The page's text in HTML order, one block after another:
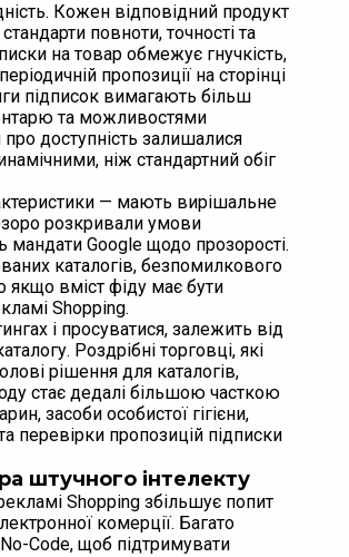
Кожен відповідний продукт
повноти, точності та
на товар обмежує гнучкість,
пропозиції на сторінці
підписок вимагають більш
та можливостями
доступність залишалися
ніж стандартний обіг
— мають вирішальне
розкривали умови
мандати Google щодо прозорості.
каталогів, безпомилкового
якщо вміст фіду має бути
Shopping.
і просуватися, залежить від
Роздрібні торговці, які
рішення для каталогів,
стає дедалі більшою часткою
засоби особистої гігієни,
перевірки пропозицій підписки
штучного інтелекту
Shopping збільшує попит
комерції. Багато
Code, щоб підтримувати